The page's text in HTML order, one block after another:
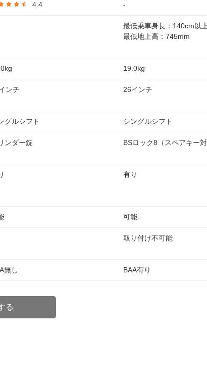
4.4
ンチ
グルシフト
ンダー錠
無し
-
最低乗車身長：140cm以
最低地上高：745mm
19.0kg
26インチ
シングルシフト
BSロック8（スペアキー対
有り
可能
取り付け不可能
BAA有り
る